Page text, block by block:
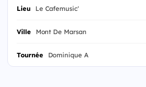
Lieu Le Cafemusic'
Ville Mont De Marsan
Tournée Dominique A